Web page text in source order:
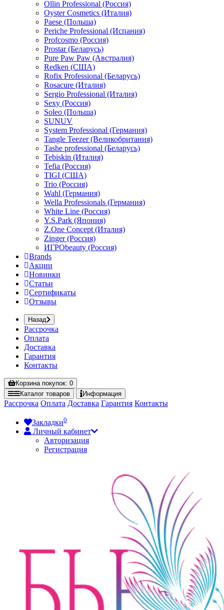
Ollin Professional (Россия)
Oyster Cosmetics (Италия)
Paese (Польша)
Periche Professional (Испания)
Profcosmo (Россия)
Prostar (Беларусь)
Pure Paw Paw (Австралия)
Redken (США)
Rofix Professional (Беларусь)
Rosacure (Италия)
Sergio Professional (Италия)
Sexy (Россия)
Soleo (Польша)
SUNUV
System Professional (Германия)
Tangle Teezer (Великобритания)
Tashe professional (Беларусь)
Tebiskin (Италия)
Tefia (Россия)
TIGI (США)
Trio (Россия)
Wahl (Германия)
Wella Professionals (Германия)
White Line (Россия)
Y.S.Park (Япония)
Z.One Concept (Италия)
Zinger (Россия)
ИГРОbeauty (Россия)
Brands
Акции
Новинки
Статьи
Сертификаты
Отзывы
Назад
Рассрочка
Оплата
Доставка
Гарантия
Контакты
Корзинапокупок: 0
Каталог товаров Информация
Рассрочка Оплата Доставка Гарантия Контакты
Закладки0
Личный кабинет
Авторизация
Регистрация